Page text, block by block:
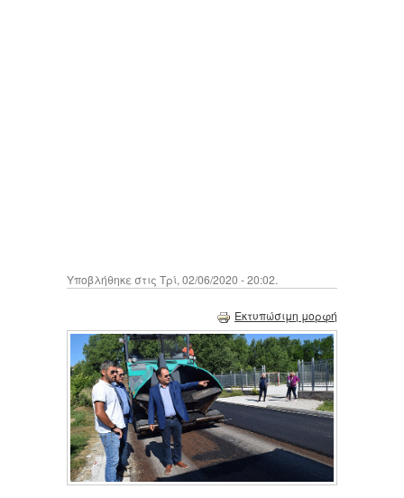
Υποβλήθηκε στις Τρί, 02/06/2020 - 20:02.
Εκτυπώσιμη μορφή